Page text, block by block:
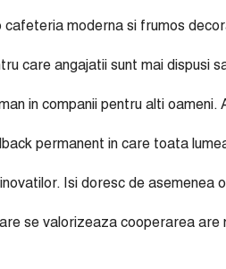
cafeteria moderna si frumos
care angajatii sunt mai dispusi
in companii pentru alti oameni.
permanent in care toata
Isi doresc de asemenea
se valorizeaza cooperarea are